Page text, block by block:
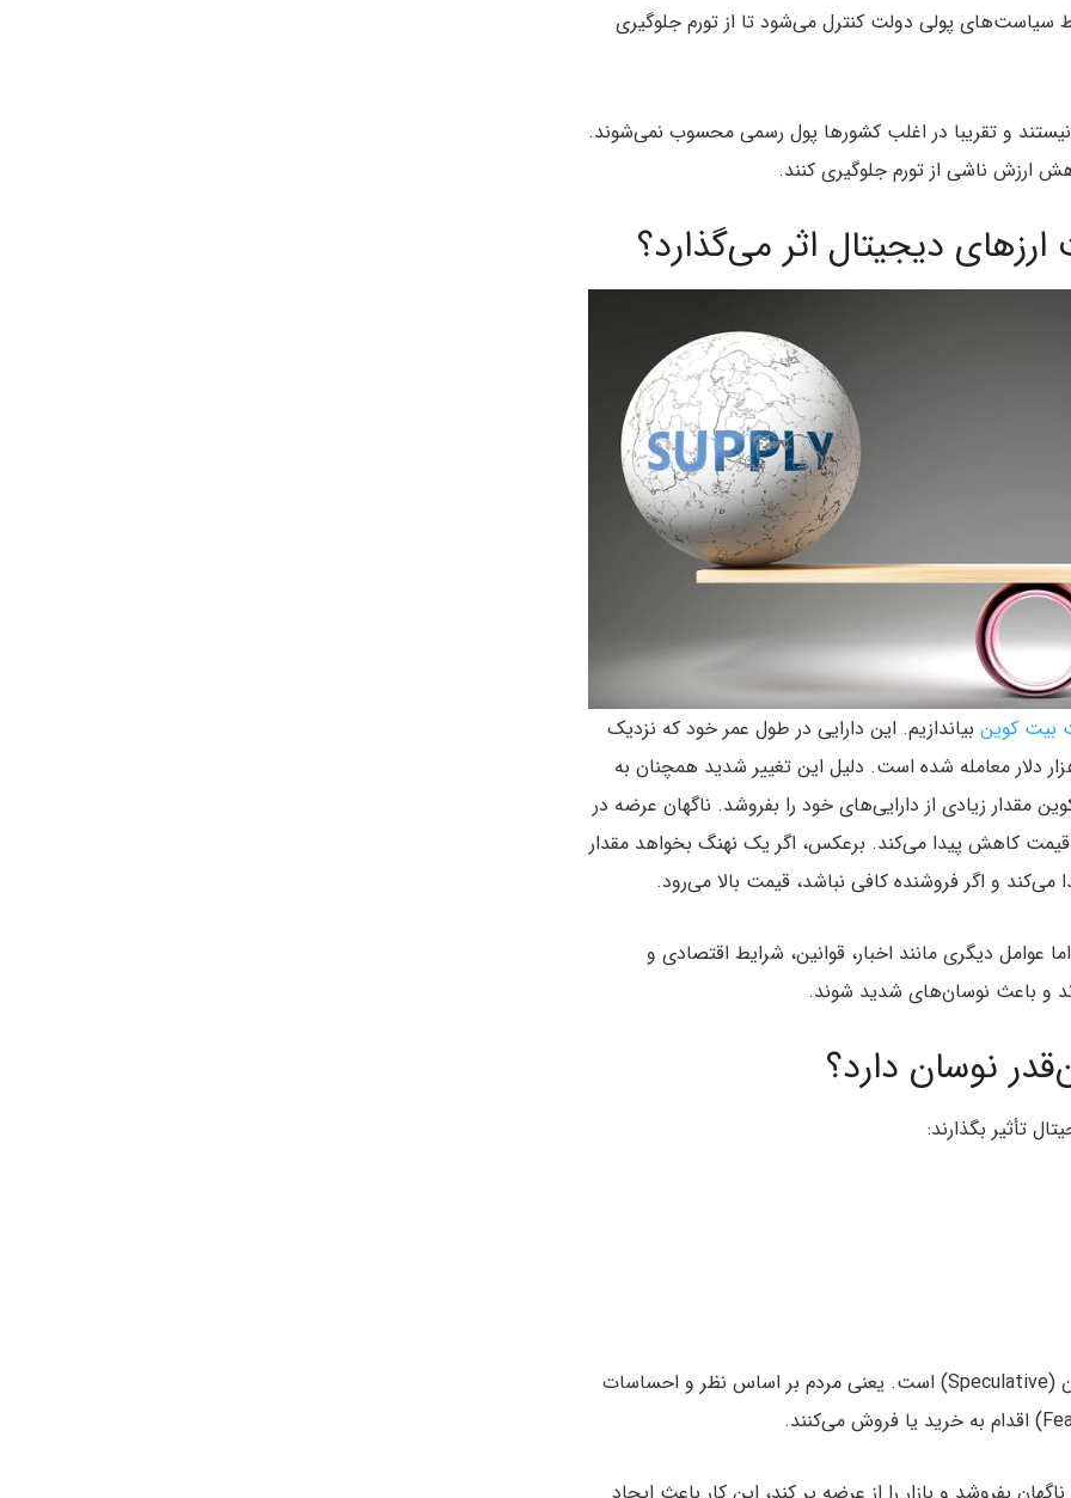
پولی دولت کنترل می‌شود تا از تورم جلوگیری
و تقریبا در اغلب کشورها پول رسمی محسوب نمی‌شوند.
ارزش ناشی از تورم جلوگیری کنند.
دیجیتال اثر می‌گذارد؟
بیت کوین بیاندازیم. این دارایی در طول عمر خود که نزدیک
دهه از آن می‌گذرد، از چند سنت تا بیش از ۱۲۴ هزار دلار معامله شده است. دلیل این تغییر شدید همچنان به
مقدار زیادی از دارایی‌های خود را بفروشد. ناگهان عرضه در
قیمت کاهش پیدا می‌کند. برعکس، اگر یک نهنگ بخواهد مقدار
و اگر فروشنده کافی نباشد، قیمت بالا می‌رود.
دیگری مانند اخبار، قوانین، شرایط اقتصادی و
و باعث نوسان‌های شدید شوند.
نوسان دارد؟
تأثیر بگذارند:
ارزش هر ارز دیجیتال تا حد زیادی بر پایه حدس و گمان (Speculative) است. یعنی مردم بر اساس نظر و احساسات